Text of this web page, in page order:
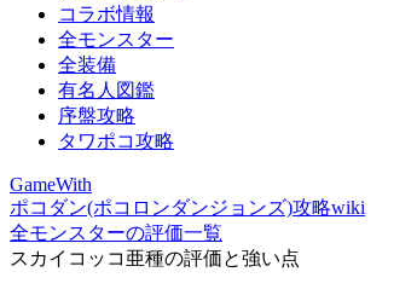
コラボ情報
全モンスター
全装備
有名人図鑑
序盤攻略
タワポコ攻略
GameWith
ポコダン(ポコロンダンジョンズ)攻略wiki
全モンスターの評価一覧
スカイコッコ亜種の評価と強い点